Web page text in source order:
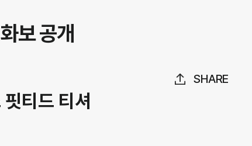
보 공개
SHARE
티드 티셔